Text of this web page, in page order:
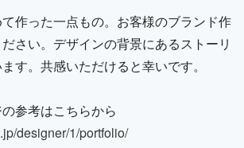
作った一点もの。お客様のブランド作
さい。デザインの背景にあるストーリ
す。共感いただけると幸いです。
参考はこちらから
designer/1/portfolio/